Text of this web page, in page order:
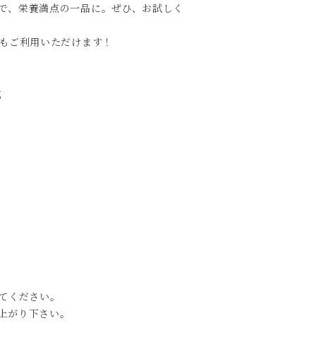
、栄養満点の一品に。ぜひ、お試しく
ご利用いただけます！
ださい。
り下さい。